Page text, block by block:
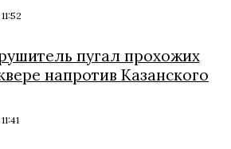
пугал прохожих
напротив Казанского